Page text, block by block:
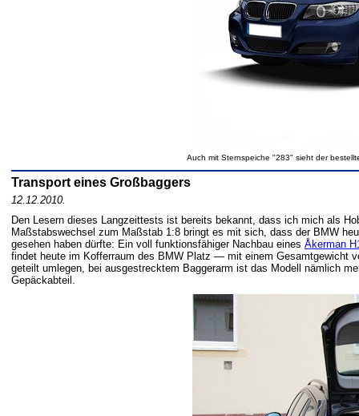
Auch mit Sternspeiche "283" sieht der
Transport eines Großbaggers
12.12.2010.
Den Lesern dieses Langzeittests ist bereits bekannt, dass ich mich als
Maßstabswechsel zum Maßstab 1:8 bringt es mit sich, dass der BMW
gesehen haben dürfte: Ein voll funktionsfähiger Nachbau eines Åkerman
findet heute im Kofferraum des BMW Platz — mit einem Gesamtgewicht
geteilt umlegen, bei ausgestrecktem Baggerarm ist das Modell nämlich
Gepäckabteil.